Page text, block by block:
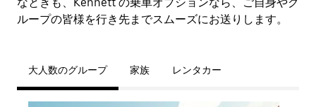
ループの皆様を行き先までスムーズにお送りします。
大人数のグループ 家族 レンタカー